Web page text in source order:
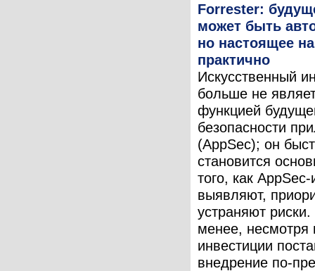
Forrester:
может быть
но настоящее
практично
Искусственный
больше не
функцией
безопасности
(AppSec); он
становится
того, как
выявляют,
устраняют
менее, несмотря
инвестиции
внедрение по-